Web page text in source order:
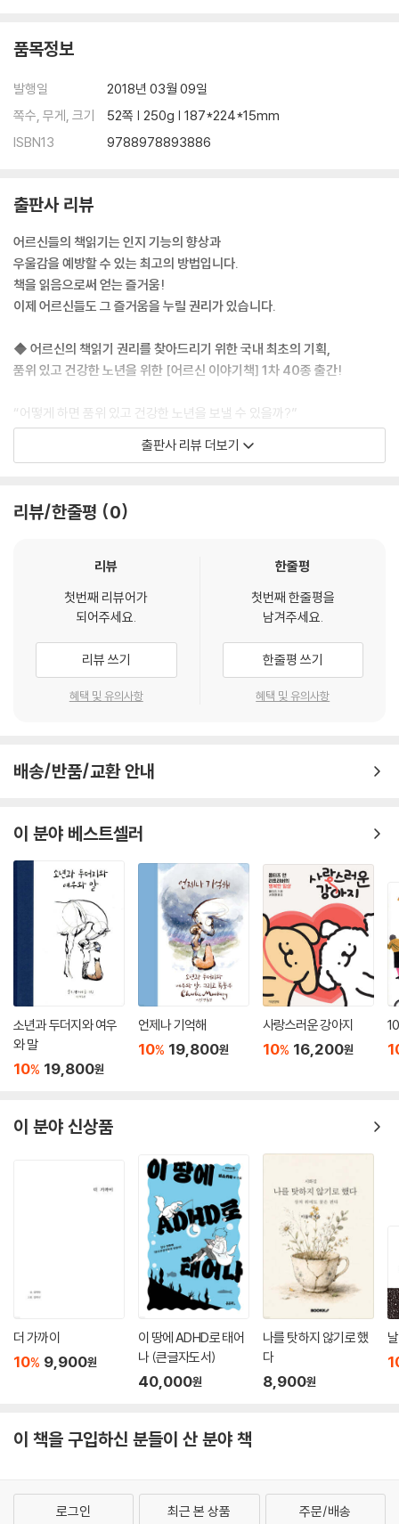
품목정보
발행일
2018년 03월 09일
쪽수, 무게, 크기
52쪽 | 250g | 187*224*15mm
ISBN13
9788978893886
출판사 리뷰
어르신들의 책읽기는 인지 기능의 향상과
우울감을 예방할 수 있는 최고의 방법입니다.
책을 읽음으로써 얻는 즐거움!
이제 어르신들도 그 즐거움을 누릴 권리가 있습니다.
◆ 어르신의 책읽기 권리를 찾아드리기 위한 국내 최초의 기획,
품위 있고 건강한 노년을 위한 [어르신 이야기책] 1차 40종 출간!
“어떻게 하면 품위 있고 건강한 노년을 보낼 수 있을까?”
이에 전문가들은 어르신의 지적 활동을 적극 권장하고 있습니다. 한마디로
책읽기이지요. 하지만 현실은 어르신들께 어린이들이 보는 그림책을 권하
었습니다.
고 자격을 갖추는 것은 아닙니다. 건강한 기억인자가 활성화될 수 있는 소
할 격에 맞는 그림이 함께 어우러져야 합니다.
[어르신 이야기책]은 분당서울대학교병원 신경인지센터 책임자인 김상윤
박사의 자문을 받아 어르신들이 생생하게 기억하는 요소들을 이끌어내기
에 적합한 소재의 글로 선정했으며, 글의 소재들을 그림으로 표현해서 글
과 그림이 동시에 인지 기능을 자극할 수 있게 작업했습니다.
글은 우리나라를 대표하는 작가들의 작품에서 가려 뽑아냈으며, 그림은 그
[어르신 이야기책]은 네 종류로 이루어져 있습니다.
긴글(9종)은 글 읽기에 부담이 없는 분들을 위한 책, 중간글(8종)은 긴글
을 조금 지루하게 느끼시는 분들을 위한 책, 짧은글(11종)은 중간글보다
더 짧은 글을 읽고 싶어하시는 분들을 위한 책, 마지막으로 글 읽기가 힘든
분들을 위한 그림책(12종)에는 그림과 그림에 덧붙이는 한 줄을 실었습니
[어르신 이야기책]이 지닌 의미를 김상윤 교수의 ‘추천의 글’로 대신합니
다.
추천의 글
각에 의한 즐거움보다는 이차적인 사고와 인지에서 오는 즐거움이 더 오래
가고 깊은 울림을 줍니다.
인지와 사유에서 오는 즐거움을 얻을 수 있는 가장 쉽고 확실한 방법은 책
책을 읽고, 그 내용과 의미를 파악하고, 나만의 생각을 불러오고, 정리하여
남에게 이야기를 들려주는 모든 행동은 뇌에서 일어납니다. 뇌를 깨우고
훈련시키는 좋은 방법이지요. 이는 모든 연령층에 똑같이 해당됩니다. 단,
나이가 듦에 따라 시력이 약해지고 집중력은 떨어집니다. 하지만 어르신들
도 책을 읽음으로써 얻을 수 있는 즐거움에 대한 권리가 있습니다. 이제 어
르신들이 이러한 즐거움에 보다 적극적으로 다가가기 위한 책들이 지성사
에서 발간됩니다. 우리나라에서는 최초의 시도이고, 해외에서도 그 예를
찾기가 힘듭니다. 아무쪼록 어르신 독자들의 의견을 통해 더 좋은 책들을
제작하고 출간하기를 지켜보고 싶습니다.
야기책’의 발간에 대한 기대가 자못 큽니다.
분당서울대학교병원 신경인지행동센터 책임자/
출판사 리뷰 더보기
리뷰/한줄평 0
리뷰
첫번째 리뷰어가
되어주세요.
리뷰 쓰기
혜택 및 유의사항
한줄평
첫번째 한줄평을
남겨주세요.
한줄평 쓰기
혜택 및 유의사항
배송/반품/교환 안내
이 분야 베스트셀러
소년과 두더지와 여우
와 말
10% 19,800원
언제나 기억해
10% 19,800원
사랑스러운 강아지
10% 16,200원
이 분야 신상품
더 가까이
10% 9,900원
이 땅에 ADHD로 태어
나 (큰글자도서)
40,000원
나를 탓하지 않기로 했
다
8,900원
이 책을 구입하신 분들이 산 분야 책
로그인 최근 본 상품 주문/배송